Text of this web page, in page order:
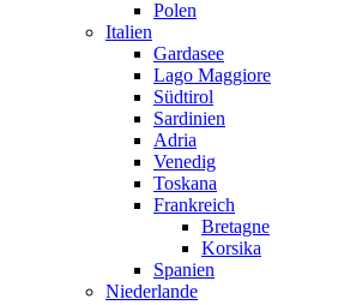
Polen
Italien
Gardasee
Lago Maggiore
Südtirol
Sardinien
Adria
Venedig
Toskana
Frankreich
Bretagne
Korsika
Spanien
Niederlande